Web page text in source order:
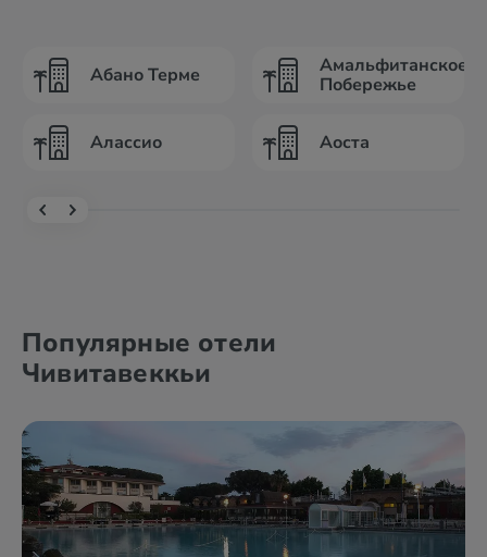
Абано Терме
Алассио
Амальфитанское
Побережье
Аоста
Популярные отели
Чивитавеккьи